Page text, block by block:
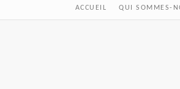
ACCUEIL QUI SOMMES-